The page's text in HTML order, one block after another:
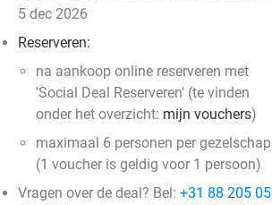
5 dec 2026
Reserveren:
na aankoop online reserveren met
'Social Deal Reserveren' (te vinden
onder het overzicht: mijn vouchers)
maximaal 6 personen per gezelschap
(1 voucher is geldig voor 1 persoon)
Vragen over de deal? Bel: +31 88 205 05